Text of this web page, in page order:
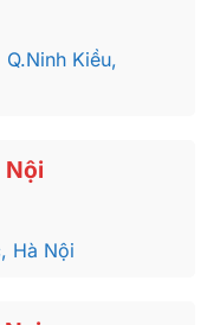
Kiều,
Nội
Hà Nội